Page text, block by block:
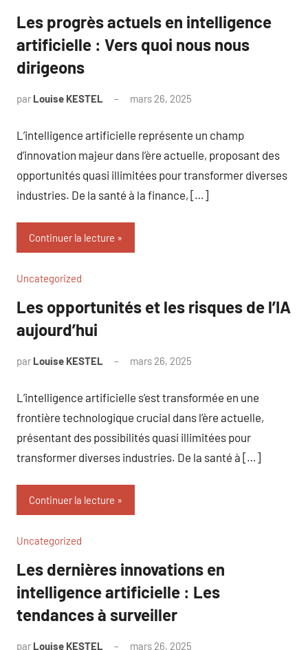
Les progrès actuels en intelligence
artificielle : Vers quoi nous nous
dirigeons
par Louise KESTEL mars 26, 2025
L’intelligence artificielle représente un champ
d’innovation majeur dans l’ère actuelle, proposant des
opportunités quasi illimitées pour transformer diverses
industries. De la santé à la finance, […]
Continuer la lecture
Uncategorized
Les opportunités et les risques de l’IA
aujourd’hui
par Louise KESTEL mars 26, 2025
L’intelligence artificielle s’est transformée en une
frontière technologique crucial dans l’ère actuelle,
présentant des possibilités quasi illimitées pour
transformer diverses industries. De la santé à […]
Continuer la lecture
Uncategorized
Les dernières innovations en
intelligence artificielle : Les
tendances à surveiller
par Louise KESTEL mars 26, 2025